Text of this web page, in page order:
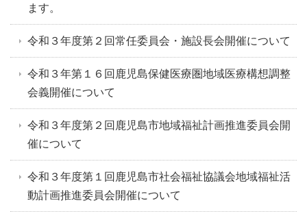
ます。
令和３年度第２回常任委員会・施設長会開催について
令和３年第１６回鹿児島保健医療圏地域医療構想調整
会義開催について
令和３年度第２回鹿児島市地域福祉計画推進委員会開
催について
令和３年度第１回鹿児島市社会福祉協議会地域福祉活
動計画推進委員会開催について